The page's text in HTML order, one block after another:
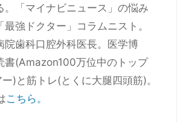
。「マイナビニュース」の悩み
最強ドクター」コラムニスト。
院歯科口腔外科医長。医学博
書(Amazon100万位中のトップ
)と筋トレ(とくに大腿四頭筋)。
こちら。